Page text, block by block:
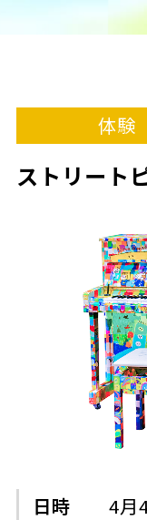
体験
ストリート
日時 4月